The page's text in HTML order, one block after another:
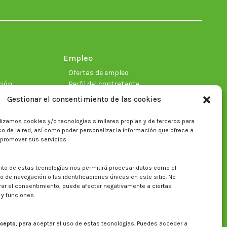
Gestionar el consentimiento de las cookies
cookies y/o tecnologías similares propias y de terceros para
de la red, así como poder personalizar la información que ofrece a
sus servicios.
de estas tecnologías nos permitirá procesar datos como el
de navegación o las identificaciones únicas en este sitio. No
el consentimiento, puede afectar negativamente a ciertas
funciones.
, para aceptar el uso de estas tecnologías. Puedes acceder a
new new new new new new
Empleo
Ofertas de empleo
Perfil del contratante
Buscar en la web del CITA
Buscar: